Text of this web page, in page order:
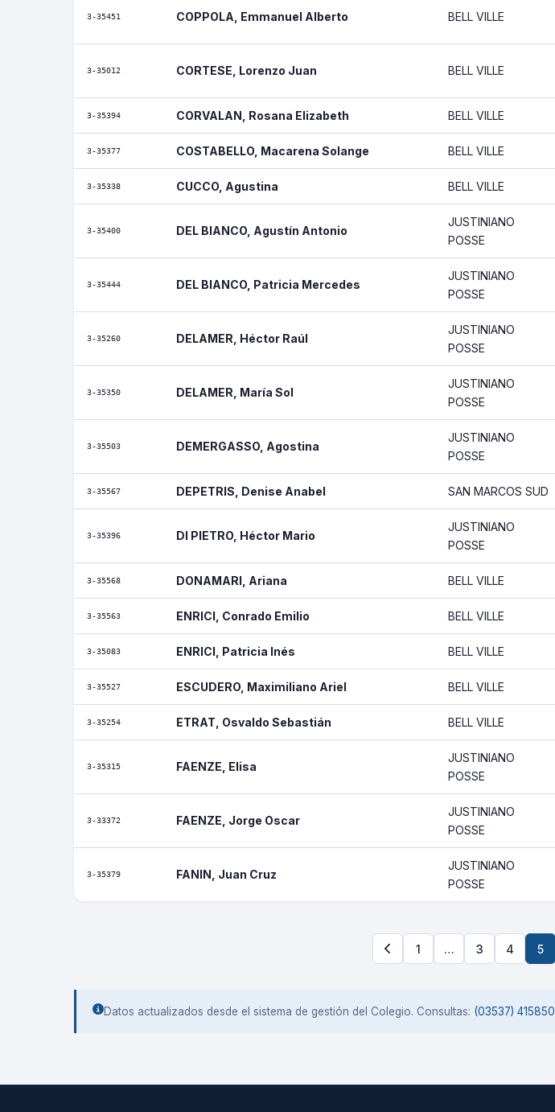
3-35451 COPPOLA, Emmanuel Alberto BELL VILLE
3-35012 CORTESE, Lorenzo Juan BELL VILLE
3-35394 CORVALAN, Rosana Elizabeth BELL VILLE
3-35377 COSTABELLO, Macarena Solange BELL VILLE
3-35338 CUCCO, Agustina BELL VILLE
3-35400 DEL BIANCO, Agustín Antonio
JUSTINIANO
POSSE
3-35444 DEL BIANCO, Patricia Mercedes
JUSTINIANO
POSSE
3-35260 DELAMER, Héctor Raúl
JUSTINIANO
POSSE
3-35350 DELAMER, María Sol
JUSTINIANO
POSSE
3-35503 DEMERGASSO, Agostina
JUSTINIANO
POSSE
3-35567 DEPETRIS, Denise Anabel SAN MARCOS SUD
3-35396 DI PIETRO, Héctor Mario
JUSTINIANO
POSSE
3-35568 DONAMARI, Ariana BELL VILLE
3-35563 ENRICI, Conrado Emilio BELL VILLE
3-35083 ENRICI, Patricia Inés BELL VILLE
3-35527 ESCUDERO, Maximiliano Ariel BELL VILLE
3-35254 ETRAT, Osvaldo Sebastián BELL VILLE
3-35315 FAENZE, Elisa
JUSTINIANO
POSSE
3-33372 FAENZE, Jorge Oscar
JUSTINIANO
POSSE
3-35379 FANIN, Juan Cruz
JUSTINIANO
POSSE
1 … 3 4 5
Datos actualizados desde el sistema de gestión del Colegio. Consultas: (03537) 415850